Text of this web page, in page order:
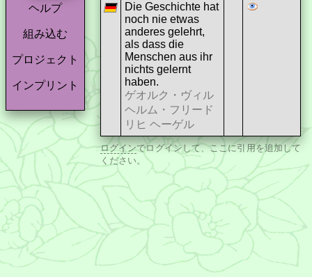
ヘルプ
組み込む
プロジェクト
インプリント
Die Geschichte hat
noch nie etwas
anderes gelehrt,
als dass die
Menschen aus ihr
nichts gelernt
haben.
ゲオルク・ヴィル
ヘルム・フリード
リヒ ヘーゲル
ログインでログインして、ここに引用を追加して
ください。